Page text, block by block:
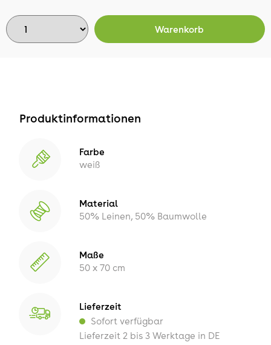
Warenkorb
Produktinformationen
Farbe
weiß
Material
50% Leinen, 50% Baumwolle
Maße
50 x 70 cm
Lieferzeit
Sofort verfügbar
Lieferzeit 2 bis 3 Werktage in DE